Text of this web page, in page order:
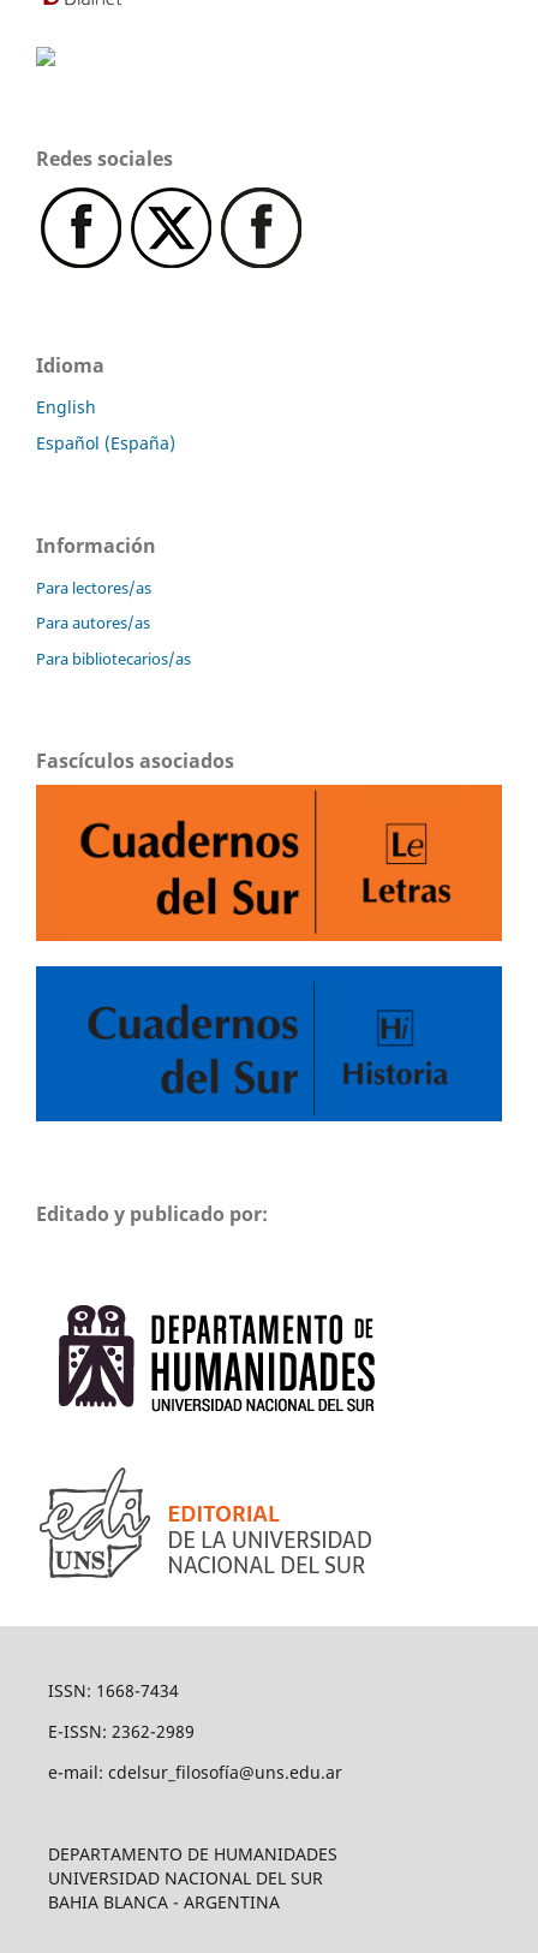
Redes sociales
Idioma
English
Español (España)
Información
Para lectores/as
Para autores/as
Para bibliotecarios/as
Fascículos asociados
Editado y publicado por:
ISSN: 1668-7434
E-ISSN: 2362-2989
e-mail: cdelsur_filosofía@uns.edu.ar
DEPARTAMENTO DE HUMANIDADES
UNIVERSIDAD NACIONAL DEL SUR
BAHIA BLANCA - ARGENTINA